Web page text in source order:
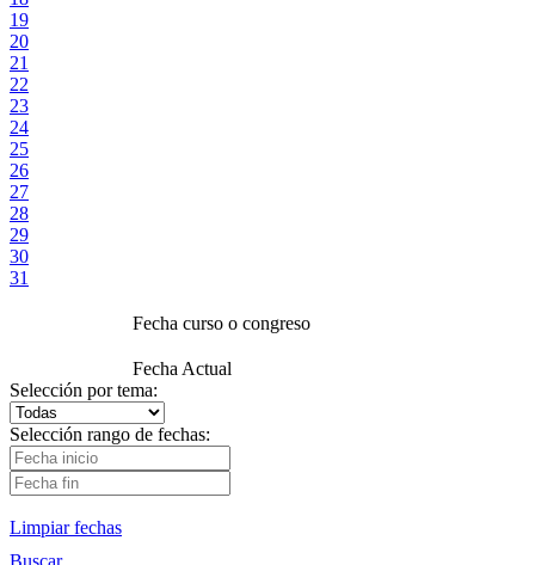
19
20
21
22
23
24
25
26
27
28
29
30
31
Fecha curso o congreso
Fecha Actual
Selección por tema:
Selección rango de fechas:
Limpiar fechas